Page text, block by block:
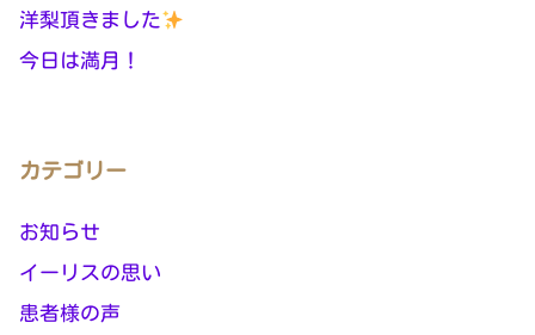
洋梨頂きました
今日は満月！
カテゴリー
お知らせ
イーリスの思い
患者様の声